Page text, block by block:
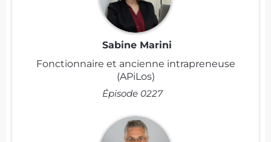
Sabine Marini
Fonctionnaire et ancienne intrapreneuse
(APiLos)
Épisode 0227